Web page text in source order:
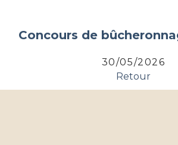
Concours de
30/05/2026
Retour